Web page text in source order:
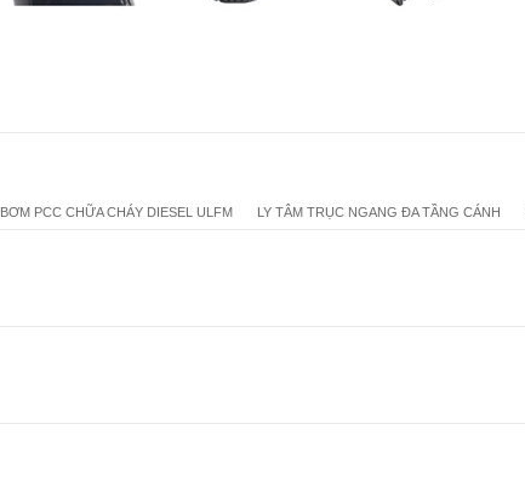
BƠM PCC CHỮA CHÁY DIESEL ULFM LY TÂM TRỤC NGANG ĐA TẦNG CÁNH